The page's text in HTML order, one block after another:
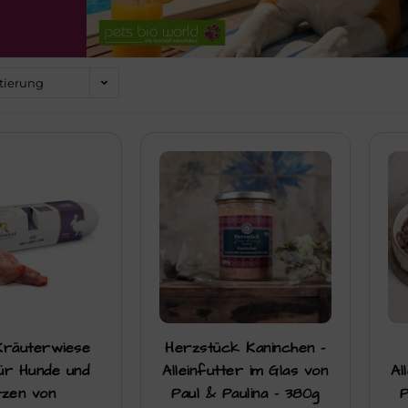
& Knochenmehl
Zurück
Canelo
Hunde und
von
Herzstück Kaninchen –
Alleinfutter im Glas von
Paul & Paulina – 380g